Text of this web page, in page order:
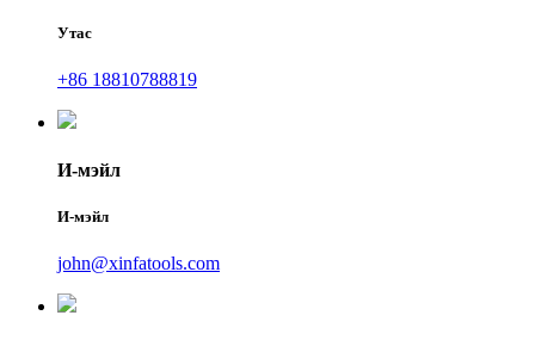
Утас
+86 18810788819
И-мэйл
И-мэйл
john@xinfatools.com